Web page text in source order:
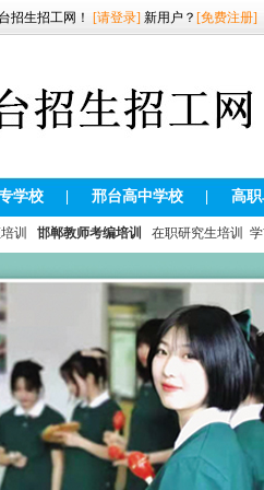
招生招工网！ [请登录] 新用户？ [免费注册]
学校 邢台高中学校 高
训 邯郸教师考编培训 在职研究生培训